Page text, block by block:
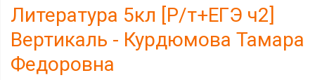
Литература 5кл [Р/т+ЕГЭ ч2]
Вертикаль - Курдюмова Тамара
Федоровна